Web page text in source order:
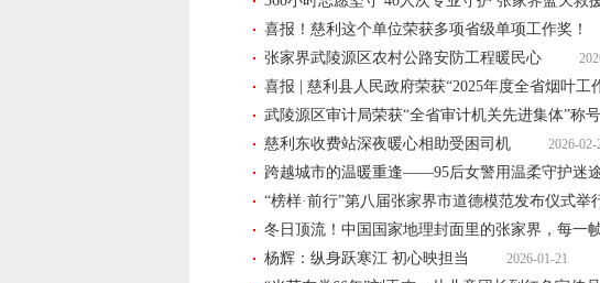
喜报！慈利这个单位荣获多项省级单项工作奖！
张家界武陵源区农村公路安防工程暖民心
喜报 | 慈利县人民政府荣获“2025年度全省烟叶工
武陵源区审计局荣获“全省审计机关先进集体”称号
慈利东收费站深夜暖心相助受困司机 2026-02-
跨越城市的温暖重逢——95后女警用温柔守护迷
“榜样·前行”第八届张家界市道德模范发布仪式举
冬日顶流！中国国家地理封面里的张家界，每一
杨辉：纵身跃寒江 初心映担当 2026-01-21